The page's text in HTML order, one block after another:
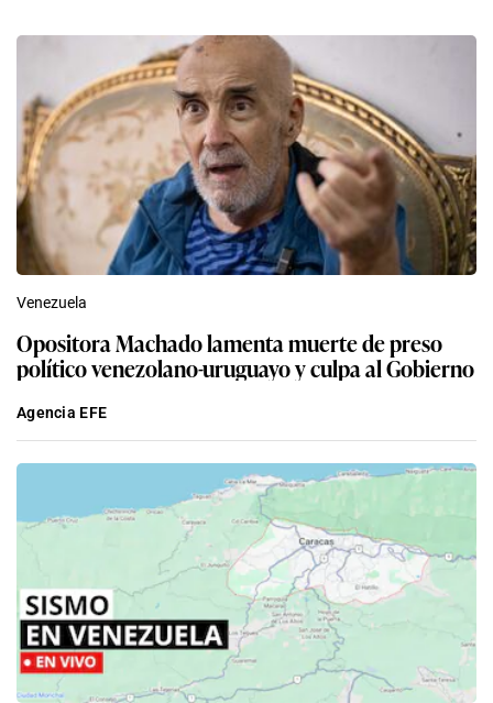
Venezuela
Opositora Machado lamenta muerte de preso
político venezolano-uruguayo y culpa al Gobierno
Agencia EFE